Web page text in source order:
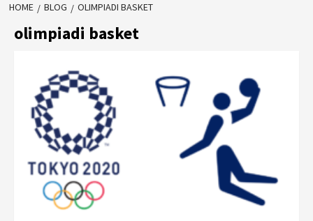
HOME BLOG OLIMPIADI BASKET
olimpiadi basket